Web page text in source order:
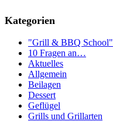
Kategorien
"Grill & BBQ School"
10 Fragen an…
Aktuelles
Allgemein
Beilagen
Dessert
Geflügel
Grills und Grillarten